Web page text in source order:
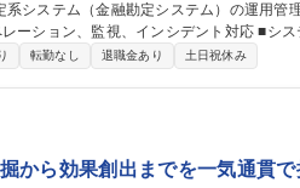
システム（金融勘定システム）の運用管
魅力】 ITILに基づいた大規模金融システム
転勤なし 退職金あり 土日祝休み
から効果創出までを一気通貫